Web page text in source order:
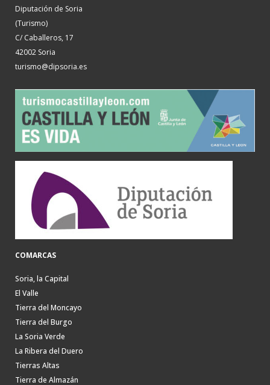
Diputación de Soria
(Turismo)
C/ Caballeros, 17
42002 Soria
turismo@dipsoria.es
COMARCAS
Soria, la Capital
El Valle
Tierra del Moncayo
Tierra del Burgo
La Soria Verde
La Ribera del Duero
Tierras Altas
Tierra de Almazán